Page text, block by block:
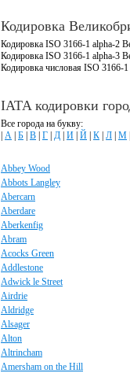
Кодировка
Кодировка ISO 3166-1 alpha-2
Кодировка ISO 3166-1 alpha-3
Кодировка числовая ISO 3166-
IATA кодировки
Все города на букву:
А Б В Г Д И Й К Л М
Abbey Wood
Abbots Langley
Abercarn
Aberdare
Aberkenfig
Abram
Acocks Green
Addlestone
Adwick le Street
Airdrie
Aldridge
Alsager
Alton
Altrincham
Amersham on the Hill